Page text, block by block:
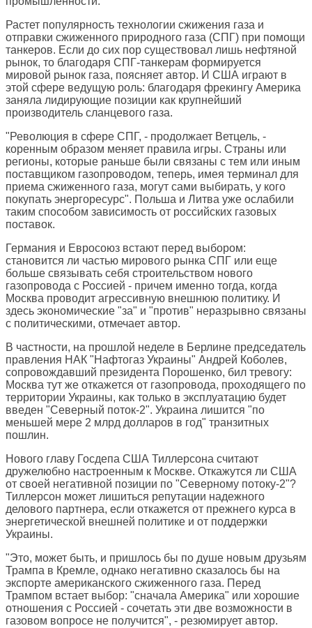
Растет популярность технологии сжижения газа и
отправки сжиженного природного газа (СПГ) при помощи
танкеров. Если до сих пор существовал лишь нефтяной
рынок, то благодаря СПГ-танкерам формируется
мировой рынок газа, поясняет автор. И США играют в
этой сфере ведущую роль: благодаря фрекингу Америка
заняла лидирующие позиции как крупнейший
производитель сланцевого газа.
"Революция в сфере СПГ, - продолжает Ветцель, -
коренным образом меняет правила игры. Страны или
регионы, которые раньше были связаны с тем или иным
поставщиком газопроводом, теперь, имея терминал для
приема сжиженного газа, могут сами выбирать, у кого
покупать энергоресурс". Польша и Литва уже ослабили
таким способом зависимость от российских газовых
поставок.
Германия и Евросоюз встают перед выбором:
становится ли частью мирового рынка СПГ или еще
больше связывать себя строительством нового
газопровода с Россией - причем именно тогда, когда
Москва проводит агрессивную внешнюю политику. И
здесь экономические "за" и "против" неразрывно связаны
с политическими, отмечает автор.
В частности, на прошлой неделе в Берлине председатель
правления НАК "Нафтогаз Украины" Андрей Коболев,
сопровождавший президента Порошенко, бил тревогу:
Москва тут же откажется от газопровода, проходящего по
территории Украины, как только в эксплуатацию будет
введен "Северный поток-2". Украина лишится "по
меньшей мере 2 млрд долларов в год" транзитных
пошлин.
Нового главу Госдепа США Тиллерсона считают
дружелюбно настроенным к Москве. Откажутся ли США
от своей негативной позиции по "Северному потоку-2"?
Тиллерсон может лишиться репутации надежного
делового партнера, если откажется от прежнего курса в
энергетической внешней политике и от поддержки
Украины.
"Это, может быть, и пришлось бы по душе новым друзьям
Трампа в Кремле, однако негативно сказалось бы на
экспорте американского сжиженного газа. Перед
Трампом встает выбор: "сначала Америка" или хорошие
отношения с Россией - сочетать эти две возможности в
газовом вопросе не получится", - резюмирует автор.